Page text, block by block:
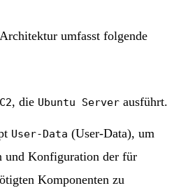
umfasst folgende
, die Ubuntu Server ausführt.
User-Data (User-Data), um
und Konfiguration der für
Komponenten zu